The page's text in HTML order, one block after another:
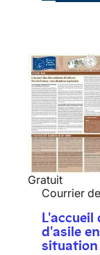
Gratuit
Courrier
L'accueil
d'asile